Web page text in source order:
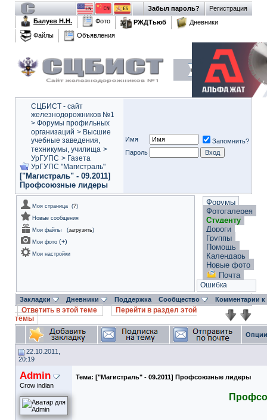
Регистрация
Забыл пароль?
Балуев Н.Н.
Фото РЖДТьюб
Дневники
Файлы
Объявления
СЦБИСТ - сайт
железнодорожников №1
> Форумы профильных
организаций > Высшие
учебные заведения,
техникумы, училища >
УрГУПС > Газета
УрГУПС "Магистраль"
["Магистраль" - 09.2011]
Профсоюзные лидеры
Имя
Запомнить?
Пароль
Моя страница (?)
Новые сообщения
Мои файлы
(загрузить)
Мои фото (+)
Мои настройки
Форумы
Фотогалерея
Студенту
Дороги
Группы
Помощь
Календарь
Новые фото
Почта
Ошибка
Закладки Дневники Поддержка Сообщество Комментарии
Ответить в этой теме
Перейти в раздел этой
темы
22.10.2011,
20:19
Admin
Crow indian
Тема: ["Магистраль" - 09.2011] Профсоюзные лидеры